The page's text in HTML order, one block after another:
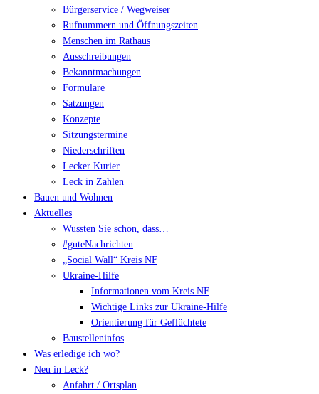
Bürgerservice / Wegweiser
Rufnummern und Öffnungszeiten
Menschen im Rathaus
Ausschreibungen
Bekanntmachungen
Formulare
Satzungen
Konzepte
Sitzungstermine
Niederschriften
Lecker Kurier
Leck in Zahlen
Bauen und Wohnen
Aktuelles
Wussten Sie schon, dass…
#guteNachrichten
„Social Wall“ Kreis NF
Ukraine-Hilfe
Informationen vom Kreis NF
Wichtige Links zur Ukraine-Hilfe
Orientierung für Geflüchtete
Baustelleninfos
Was erledige ich wo?
Neu in Leck?
Anfahrt / Ortsplan